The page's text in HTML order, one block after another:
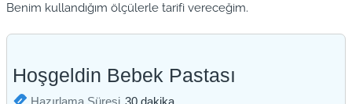
Benim kullandığım ölçülerle tarifi vereceğim.
Hoşgeldin Bebek Pastası
dakika